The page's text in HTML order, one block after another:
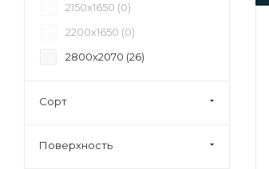
2150х1650 (0)
2200х1650 (0)
2800х2070 (26)
Сорт
Поверхность